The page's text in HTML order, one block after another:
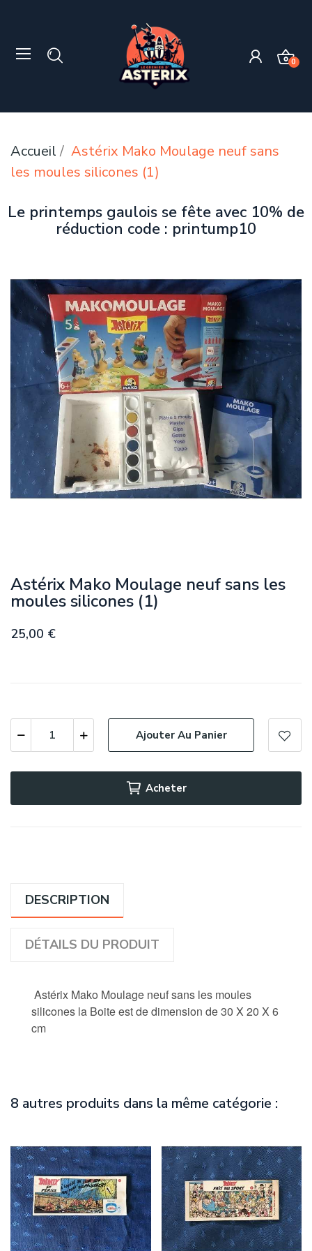
0
Accueil
Astérix Mako Moulage neuf sans
les moules silicones (1)
Le printemps gaulois se fête avec 10% de
réduction code : printump10
Astérix Mako Moulage neuf sans les
moules silicones (1)
25,00 €
Ajouter Au Panier
Acheter
DESCRIPTION
DÉTAILS DU PRODUIT
Astérix Mako Moulage neuf sans les moules
silicones la Boite est de dimension de 30 X 20 X 6
cm
8 autres produits dans la même catégorie :